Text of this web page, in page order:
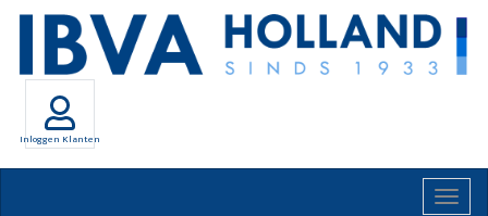
Inloggen Klanten